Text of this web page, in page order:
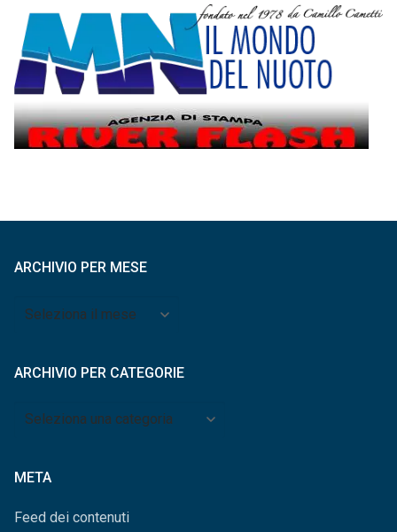
ARCHIVIO PER MESE
Archivio
ARCHIVIO PER CATEGORIE
Archivio
META
Feed dei contenuti